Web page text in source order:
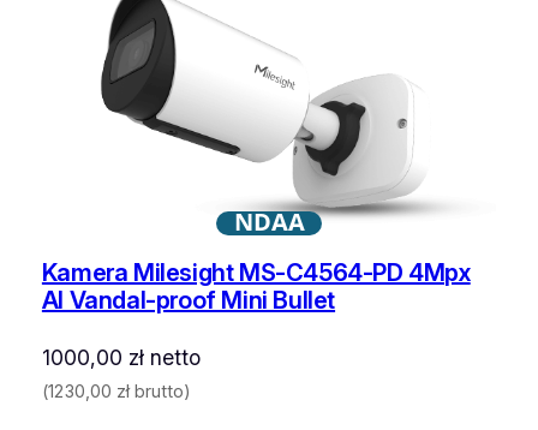
NDAA
Kamera Milesight MS-C4564-PD 4Mpx
AI Vandal-proof Mini Bullet
1000,00 złnetto
(1230,00 złbrutto)